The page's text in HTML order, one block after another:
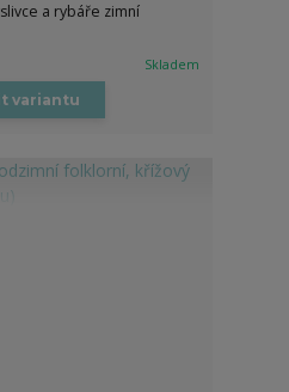
a rybáře zimní
Skladem
variantu